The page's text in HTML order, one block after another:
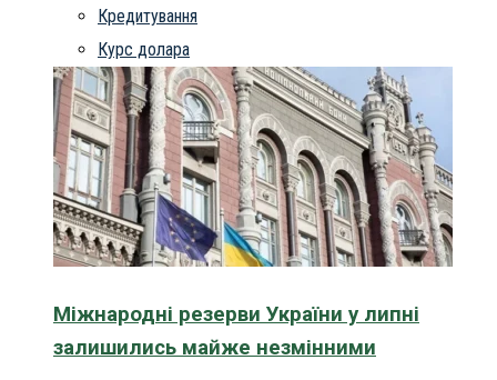
Кредитування
Курс долара
Міжнародні резерви України у липні
залишились майже незмінними